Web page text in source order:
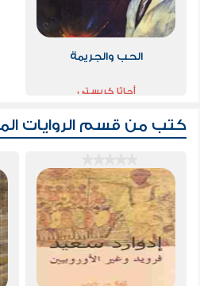
الحب والجريمة
أجاثا كريستي
كتب من قسم الروايات